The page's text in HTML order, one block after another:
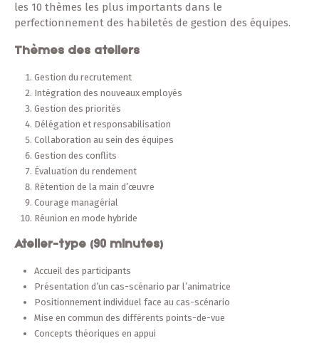
les 10 thèmes les plus importants dans le
perfectionnement des habiletés de gestion des équipes.
Thèmes des ateliers
Gestion du recrutement
Intégration des nouveaux employés
Gestion des priorités
Délégation et responsabilisation
Collaboration au sein des équipes
Gestion des conflits
Évaluation du rendement
Rétention de la main d’œuvre
Courage managérial
Réunion en mode hybride
Atelier-type (90 minutes)
Accueil des participants
Présentation d’un cas-scénario par l’animatrice
Positionnement individuel face au cas-scénario
Mise en commun des différents points-de-vue
Concepts théoriques en appui